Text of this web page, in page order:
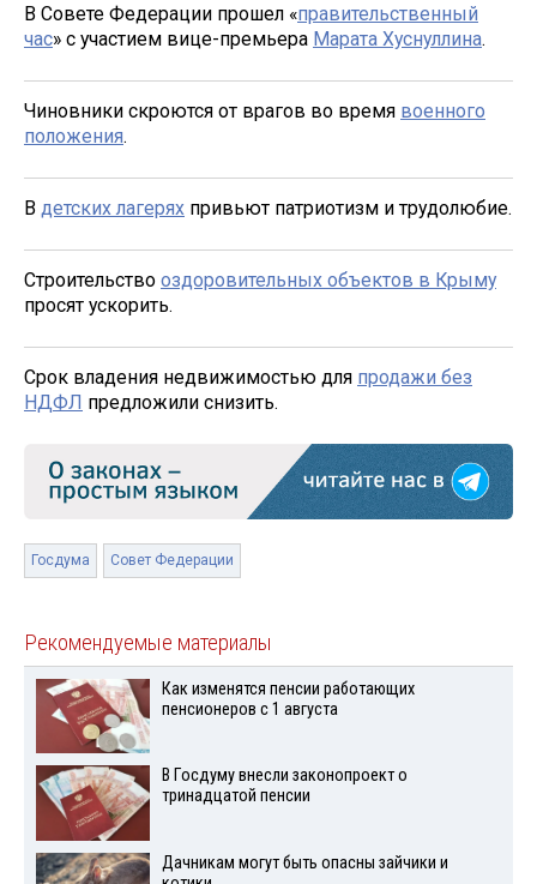
В Совете Федерации прошел «правительственный
час» с участием вице-премьера Марата Хуснуллина.
Чиновники скроются от врагов во время военного
положения.
В детских лагерях привьют патриотизм и трудолюбие.
Строительство оздоровительных объектов в Крыму
просят ускорить.
Срок владения недвижимостью для продажи без
НДФЛ предложили снизить.
Госдума Совет Федерации
Рекомендуемые материалы
Как изменятся пенсии работающих
пенсионеров с 1 августа
В Госдуму внесли законопроект о
тринадцатой пенсии
Дачникам могут быть опасны зайчики и